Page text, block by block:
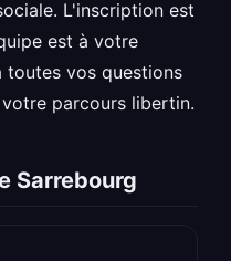
L'inscription est
est à votre
vos questions
parcours libertin.
Sarrebourg